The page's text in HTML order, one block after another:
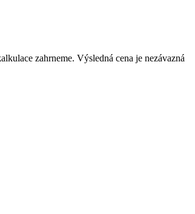
zahrneme. Výsledná cena je nezávazná